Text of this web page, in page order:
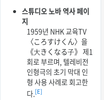
스튜디오 노바 역사 페이
지
1959년 NHK 교육TV
〈ころすけくん〉을
《大きくなる子》 제1
회로 부르며, 텔레비전
인형극의 초기 막대 인
형 사용 사례로 회고한
다.[E]